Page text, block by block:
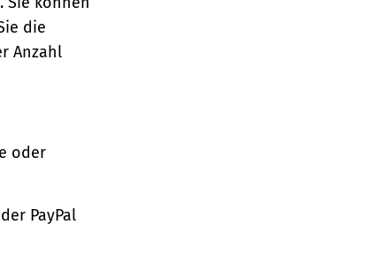
die
Anzahl
oder
PayPal